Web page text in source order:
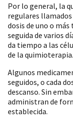
Por lo general, la
regulares llamados
dosis de uno o
seguida de varios
da tiempo a las
de la quimioterapia.
Algunos
seguidos, o cada
descanso. Sin
administran de
establecida.